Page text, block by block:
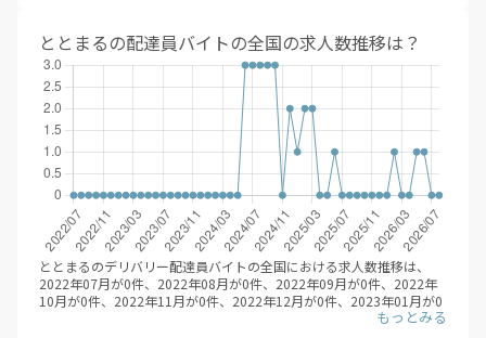
ワイズ
42件
ニコニコキッチン
23件
ヤクルト
20件
13件
松のや
12件
フロンティア
11件
すた丼
8件
和食さと
4件
ワタミの宅食
4件
タクシーアプリGO
3件
3件
コープが44件、ワイズが42件、ニコニコキッチンが23件、ヤクルト
が20件、ピザハットが15件、魚べいが13件、松のやが12件、フロン
ティアが11件、すた丼が8件、和食さとが4件、ワタミの宅食が4件、
タクシーアプリGOが3件、ステーキのあさくまが3件、さわやかが2
件、CoCo壱番屋が2件、ガストが2件、シグマロジスティクスが2件、
すかいらーくグループが2件、サカイ引越センターが2件、からやまが
2件、松屋が1件、くら寿司が1件、モスバーガーが1件、ロイヤルホス
トが1件、マクドナルドが1件、ほっともっとが1件となっています。
デリバリー配達員バイトで最も効率的に、稼ぐためには、複数のフー
ドデリバリーサービスに登録することです。時期やエリアごとに、一
番稼げるサービスを選んで、登録することが大事です。
※デリバリーバイトNAVI調べ
2026年08月
ととまるの配達員バイトの全国の求人数推移は？
ととまるのデリバリー配達員バイトの全国における求人数推移は、
2022年07月が0件、2022年08月が0件、2022年09月が0件、2022年
10月が0件、2022年11月が0件、2022年12月が0件、2023年01月が0
件、2023年02月が0件、2023年03月が0件、2023年04月が0件、